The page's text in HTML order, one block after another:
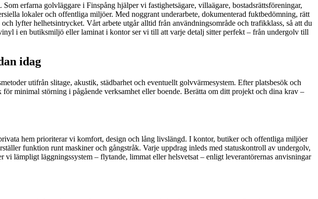
erfarna golvläggare i Finspång hjälper vi fastighetsägare, villaägare, bostadsrättsföreningar,
lokaler och offentliga miljöer. Med noggrant underarbete, dokumenterad fuktbedömning, rätt
lyfter helhetsintrycket. Vårt arbete utgår alltid från användningsområde och trafikklass, så att du
i en butiksmiljö eller laminat i kontor ser vi till att varje detalj sitter perfekt – från undergolv till
idag
utifrån slitage, akustik, städbarhet och eventuellt golvvärmesystem. Efter platsbesök och
minimal störning i pågående verksamhet eller boende. Berätta om ditt projekt och dina krav –
hem prioriterar vi komfort, design och lång livslängd. I kontor, butiker och offentliga miljöer
funktion runt maskiner och gångstråk. Varje uppdrag inleds med statuskontroll av undergolv,
lämpligt läggningssystem – flytande, limmat eller helsvetsat – enligt leverantörernas anvisningar